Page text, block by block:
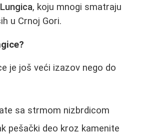
Lungica, koju mnogi smatraju
u Crnoj Gori.
je još veći izazov nego do
sa strmom nizbrdicom
pešački deo kroz kamenite